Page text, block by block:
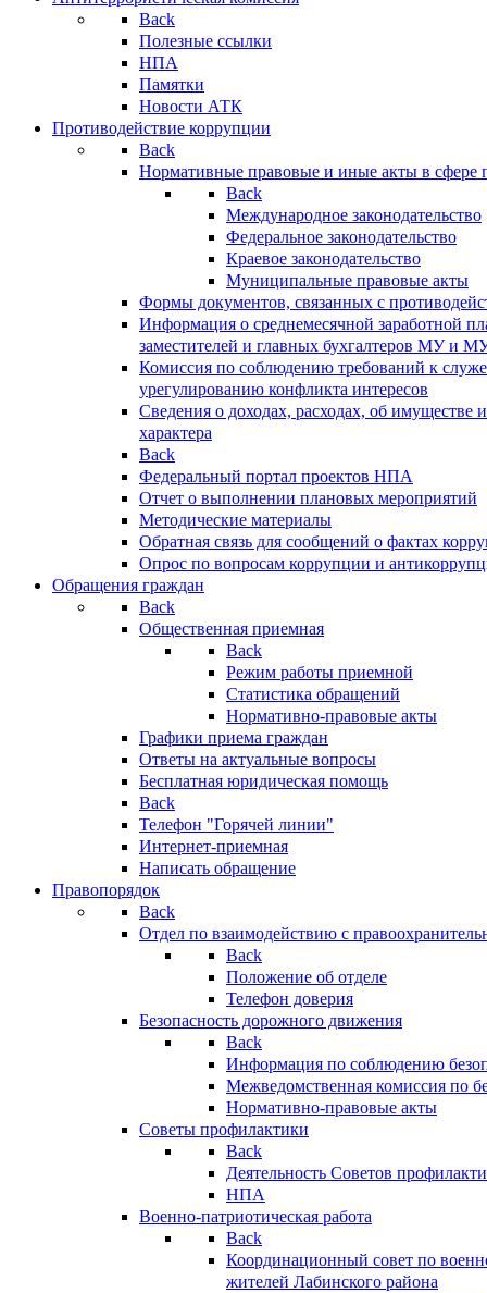
Back
Полезные ссылки
НПА
Памятки
Новости АТК
Противодействие коррупции
Back
Нормативные правовые и иные акты в сфере
Back
Международное законодательство
Федеральное законодательство
Краевое законодательство
Муниципальные правовые акты
Формы документов, связанных с
Информация о среднемесячной заработной
заместителей и главных бухгалтеров МУ и
Комиссия по соблюдению требований к
урегулированию конфликта интересов
Сведения о доходах, расходах, об имуществе
характера
Back
Федеральный портал проектов НПА
Отчет о выполнении плановых мероприятий
Методические материалы
Обратная связь для сообщений о фактах
Опрос по вопросам коррупции и
Обращения граждан
Back
Общественная приемная
Back
Режим работы приемной
Статистика обращений
Нормативно-правовые акты
Графики приема граждан
Ответы на актуальные вопросы
Бесплатная юридическая помощь
Back
Телефон "Горячей линии"
Интернет-приемная
Написать обращение
Правопорядок
Back
Отдел по взаимодействию с
Back
Положение об отделе
Телефон доверия
Безопасность дорожного движения
Back
Информация по соблюдению
Межведомственная комиссия по
Нормативно-правовые акты
Советы профилактики
Back
Деятельность Советов
НПА
Военно-патриотическая работа
Back
Координационный совет по
жителей Лабинского района